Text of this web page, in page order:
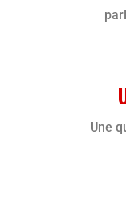
Une